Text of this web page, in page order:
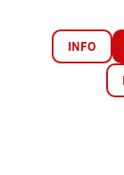
INFO